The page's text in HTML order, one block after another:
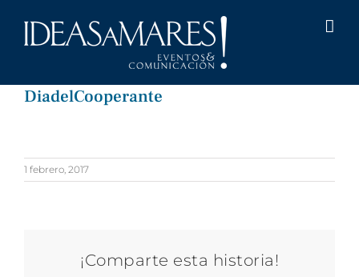
DiadelCooperante
1 febrero, 2017
¡Comparte esta historia!